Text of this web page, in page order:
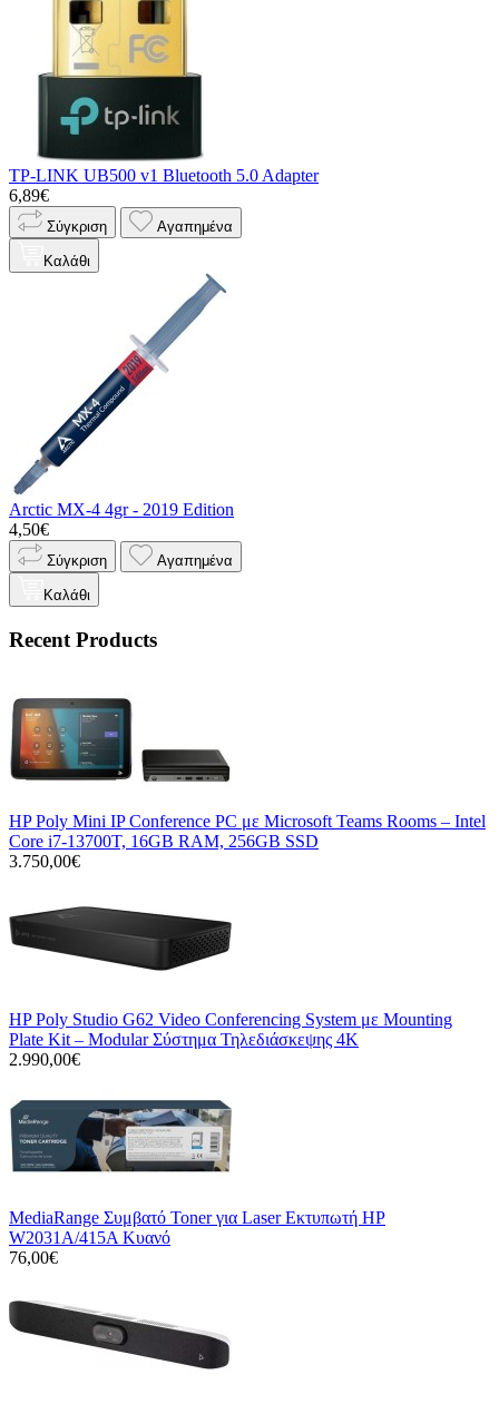
TP-LINK UB500 v1 Bluetooth 5.0 Adapter
6,89€
Σύγκριση Αγαπημένα
Καλάθι
Arctic MX-4 4gr - 2019 Edition
4,50€
Σύγκριση Αγαπημένα
Καλάθι
Recent Products
HP Poly Mini IP Conference PC με Microsoft Teams Rooms – Intel
Core i7-13700T, 16GB RAM, 256GB SSD
3.750,00€
HP Poly Studio G62 Video Conferencing System με Mounting
Plate Kit – Modular Σύστημα Τηλεδιάσκεψης 4K
2.990,00€
MediaRange Συμβατό Toner για Laser Εκτυπωτή HP
W2031A/415A Κυανό
76,00€